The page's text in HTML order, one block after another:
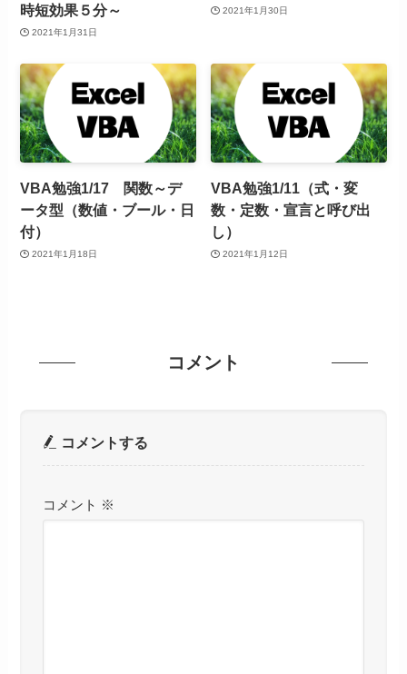
時短効果５分～
2021年1月31日
2021年1月30日
VBA勉強1/17 関数～デ
ータ型（数値・ブール・日
付）
2021年1月18日
VBA勉強1/11（式・変
数・定数・宣言と呼び出
し）
2021年1月12日
コメント
コメントする
コメント ※